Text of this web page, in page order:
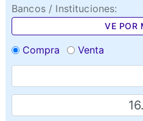
Bancos / Instituciones:
VE POR
Compra Venta